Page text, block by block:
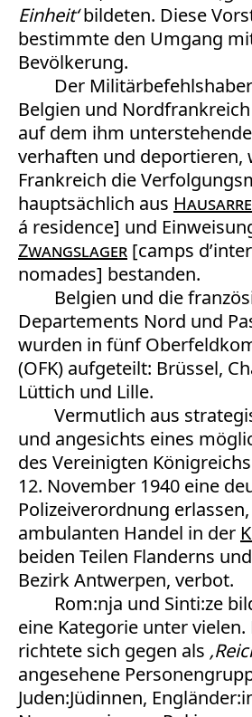
Einheit‘bildeten. Diese
bestimmte den Umgang
Bevölkerung.
Der
Belgien und
auf dem ihm
verhaften und deportieren,
Frankreich die
hauptsächlich aus
á residence] und
Zwangslager [camps
nomades] bestanden.
Belgien und die
Departements Nord und
wurden in fünf
(OFK) aufgeteilt: Brüssel,
Lüttich und Lille.
Vermutlich aus
und angesichts eines
des Vereinigten
12. November 1940 eine
Polizeiverordnung
ambulanten Handel in der
beiden Teilen Flanderns
Bezirk Antwerpen, verbot.
Rom:nja und Sinti:ze
eine Kategorie unter vielen.
richtete sich gegen als
angesehene
Juden:Jüdinnen,